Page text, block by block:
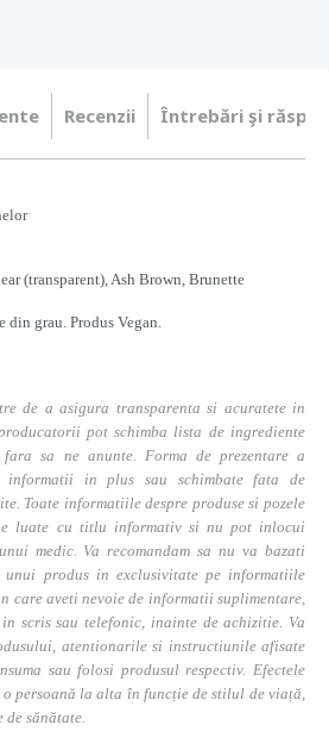
Recenzii Întrebări şi
(transparent), Ash Brown, Brunette
din grau. Produs Vegan.
de a asigura transparenta si acuratete in
pot schimba lista de ingrediente
sa ne anunte. Forma de prezentare a
informatii in plus sau schimbate fata de
Toate informatiile despre produse si pozele
luate cu titlu informativ si nu pot inlocui
medic. Va recomandam sa nu va bazati
produs in exclusivitate pe informatiile
care aveti nevoie de informatii suplimentare,
scris sau telefonic, inainte de achizitie. Va
atentionarile si instructiunile afisate
sau folosi produsul respectiv. Efectele
persoană la alta în funcție de stilul de viață,
de sănătate.